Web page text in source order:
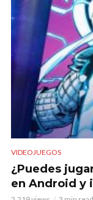
VIDEOJUEGOS
¿Puedes
en Android y